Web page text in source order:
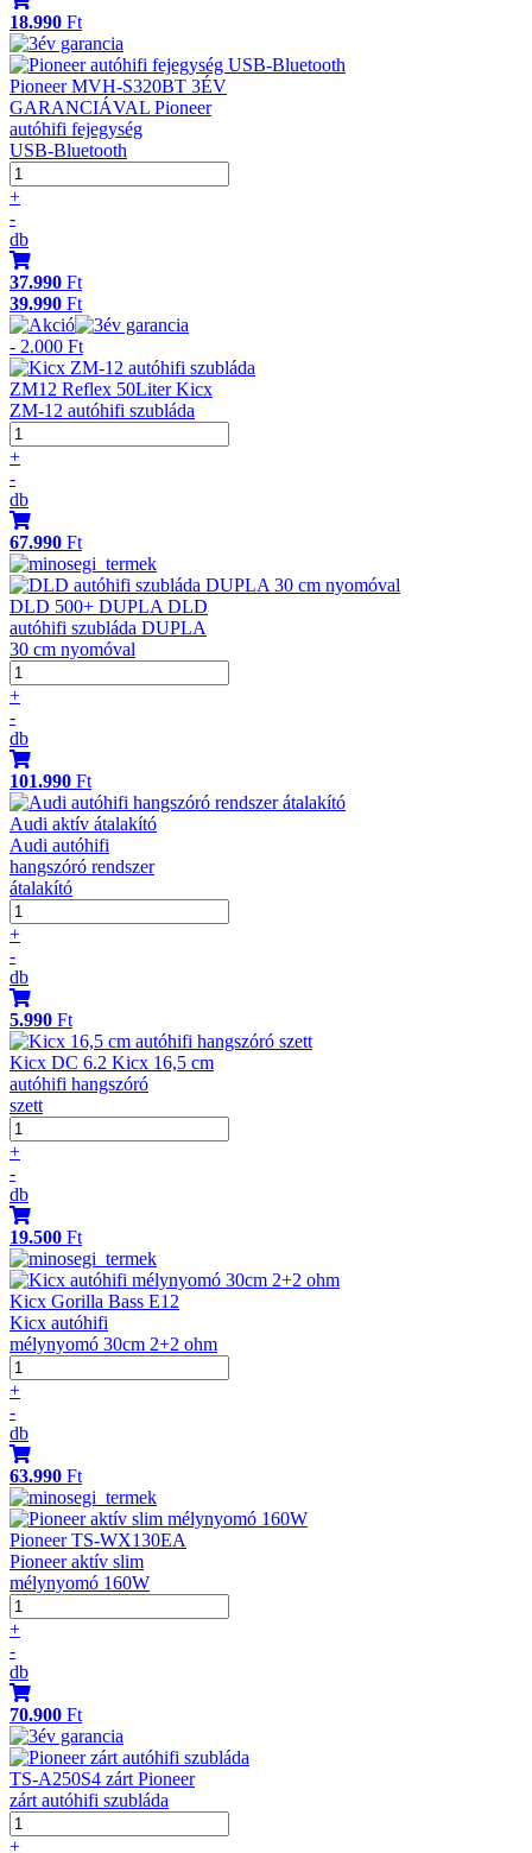
18.990 Ft
Pioneer MVH-S320BT 3ÉV
GARANCIÁVAL Pioneer
autóhifi fejegység
USB-Bluetooth
+
-
db
37.990 Ft
39.990 Ft
- 2.000 Ft
ZM12 Reflex 50Liter Kicx
ZM-12 autóhifi szubláda
+
-
db
67.990 Ft
DLD 500+ DUPLA DLD
autóhifi szubláda DUPLA
30 cm nyomóval
+
-
db
101.990 Ft
Audi aktív átalakító
Audi autóhifi
hangszóró rendszer
átalakító
+
-
db
5.990 Ft
Kicx DC 6.2 Kicx 16,5 cm
autóhifi hangszóró
szett
+
-
db
19.500 Ft
Kicx Gorilla Bass E12
Kicx autóhifi
mélynyomó 30cm 2+2 ohm
+
-
db
63.990 Ft
Pioneer TS-WX130EA
Pioneer aktív slim
mélynyomó 160W
+
-
db
70.900 Ft
TS-A250S4 zárt Pioneer
zárt autóhifi szubláda
+